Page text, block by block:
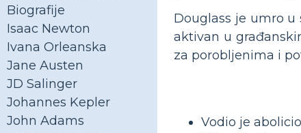
Biografije
Isaac Newton
Ivana Orleanska
Jane Austen
JD Salinger
Johannes Kepler
John Adams
Douglass je umro u
aktivan u
za porobljenima i
Vodio je